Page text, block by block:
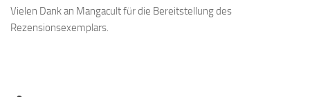
Vielen Dank an Mangacult für die Bereitstellung des
Rezensionsexemplars.